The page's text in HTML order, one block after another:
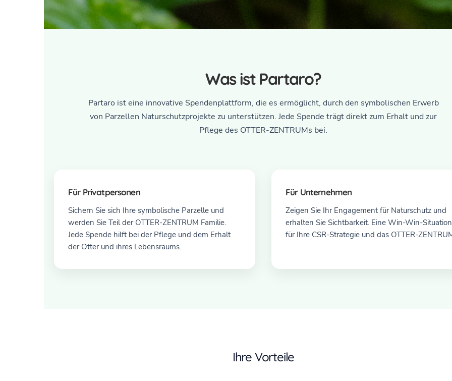
und Erhalt dieses einzigartigen Naturerlebnisses beitragen.
Jetzt Parzelle sichern→
Was ist Partaro?
Partaro ist eine innovative Spendenplattform, die es ermöglicht, durch den symbolischen Erwerb
von Parzellen Naturschutzprojekte zu unterstützen. Jede Spende trägt direkt zum Erhalt und zur
Pflege des OTTER-ZENTRUMs bei.
Für Privatpersonen
Sichern Sie sich Ihre symbolische Parzelle und
werden Sie Teil der OTTER-ZENTRUM Familie.
Jede Spende hilft bei der Pflege und dem Erhalt
der Otter und ihres Lebensraums.
Für Unternehmen
Zeigen Sie Ihr Engagement für Naturschutz und
erhalten Sie Sichtbarkeit. Eine Win-Win-Situation
für Ihre CSR-Strategie und das OTTER-
Ihre Vorteile